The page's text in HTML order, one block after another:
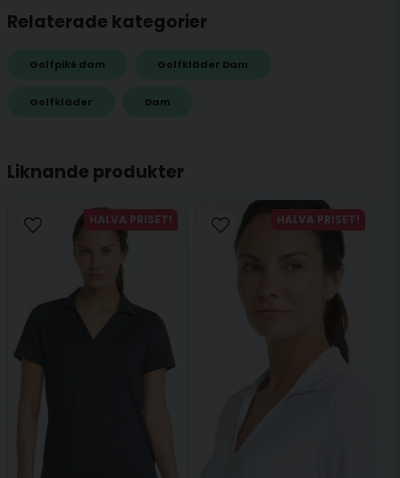
Liknande produkter
HALVA PRISET! HALVA PRISET!
Fråga oss något om denna produkten...
name
Namn
email
Mejladress
Ja, ni får publicera min fråga
Relaterade kategorier
Golfpiké dam Golfkläder Dam
Golfkläder Dam